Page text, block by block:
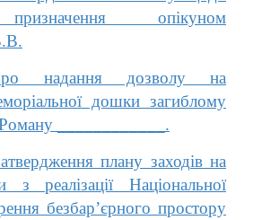
опікуном
дозволу на
дошки загиблому
____________.
плану заходів на
реалізації Національної
безбар’єрного простору